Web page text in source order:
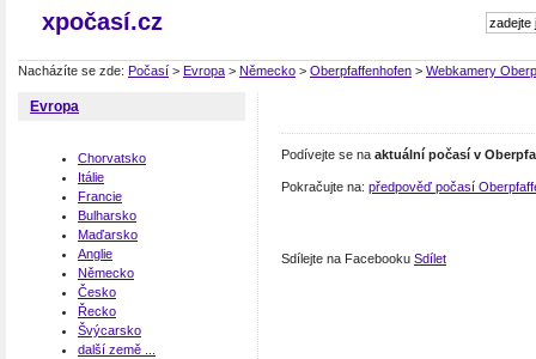
xpočasí.cz
Nacházíte se zde: Počasí > Evropa > Německo > Oberpfaffenhofen > Webkamery
Evropa
Chorvatsko
Itálie
Francie
Bulharsko
Maďarsko
Anglie
Německo
Česko
Řecko
Švýcarsko
další země ...
Podívejte se na aktuální počasí v
Pokračujte na: předpověď počasí
Sdílejte na Facebooku Sdílet